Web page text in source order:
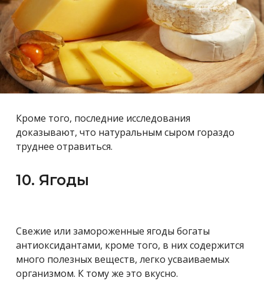
Кроме того, последние исследования
доказывают, что натуральным сыром гораздо
труднее отравиться.
10. Ягоды
Свежие или замороженные ягоды богаты
антиоксидантами, кроме того, в них содержится
много полезных веществ, легко усваиваемых
организмом. К тому же это вкусно.